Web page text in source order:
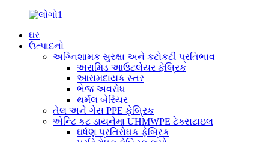
ઘર
ઉત્પાદનો
અગ્નિશામક સુરક્ષા અને કટોકટી પ્રતિભાવ
અરામિડ આઉટલેયર ફેબ્રિક
આરામદાયક સ્તર
ભેજ અવરોધ
થર્મલ બેરિયર
તેલ અને ગેસ PPE ફેબ્રિક
એન્ટિ કટ ડાયનેમા UHMWPE ટેક્સટાઇલ
ઘર્ષણ પ્રતિરોધક ફેબ્રિક